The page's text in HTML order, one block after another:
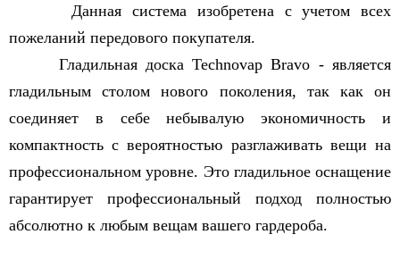
Данная система изобретена с учетом всех
пожеланий передового покупателя.
Гладильная доска Technovap Bravo - является
гладильным столом нового поколения, так как он
соединяет в себе небывалую экономичность и
компактность с вероятностью разглаживать вещи на
профессиональном уровне. Это гладильное оснащение
гарантирует профессиональный подход полностью
абсолютно к любым вещам вашего гардероба.